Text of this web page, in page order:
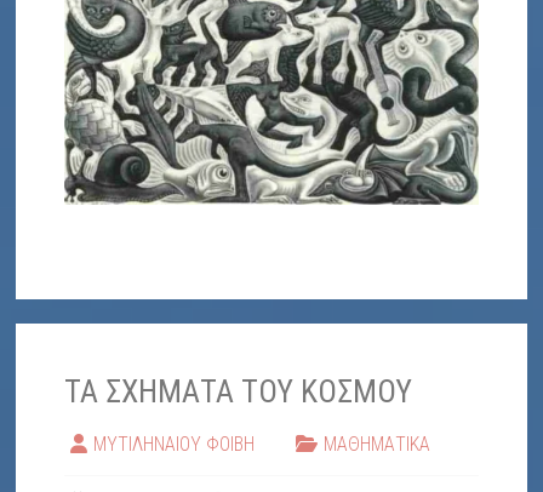
ΤΑ ΣΧΗΜΑΤΑ ΤΟΥ ΚΟΣΜΟΥ
ΜΥΤΙΛΗΝΑΙΟΥ ΦΟΙΒΗ ΜΑΘΗΜΑΤΙΚΑ